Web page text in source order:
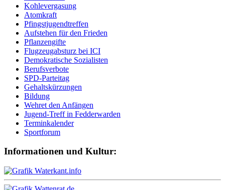
Kohlevergasung
Atomkraft
Pfingstjugendtreffen
Aufstehen für den Frieden
Pflanzengifte
Flugzeugabsturz bei ICI
Demokratische Sozialisten
Berufsverbote
SPD-Parteitag
Gehaltskürzungen
Bildung
Wehret den Anfängen
Jugend-Treff in Fedderwarden
Terminkalender
Sportforum
Informationen und Kultur: